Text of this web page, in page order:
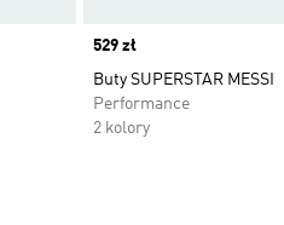
Price
529 zł
Buty SUPERSTAR MESSI
Performance
2 kolory